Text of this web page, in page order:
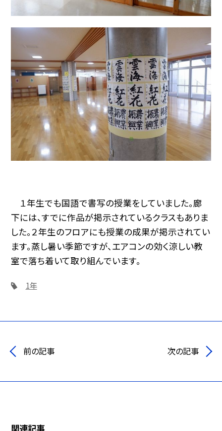
１年生でも国語で書写の授業をしていました。廊
下には、すでに作品が掲示されているクラスもありま
した。２年生のフロアにも授業の成果が掲示されてい
ます。蒸し暑い季節ですが、エアコンの効く涼しい教
室で落ち着いて取り組んでいます。
1年
前の記事 次の記事
関連記事